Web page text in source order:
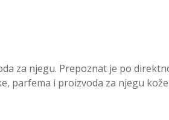
za njegu. Prepoznat je po
parfema i proizvoda za njegu